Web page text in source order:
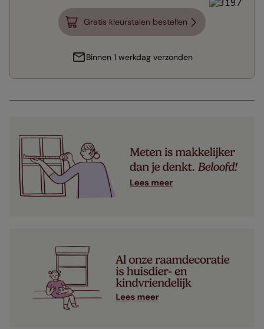
Gratis kleurstalen bestellen
Binnen 1 werkdag verzonden